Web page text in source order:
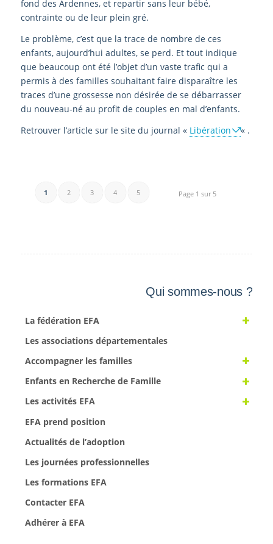
fond des Ardennes, et repartir sans leur bébé,
contrainte ou de leur plein gré.
Le problème, c’est que la trace de nombre de ces
enfants, aujourd’hui adultes, se perd. Et tout indique
que beaucoup ont été l’objet d’un vaste trafic qui a
permis à des familles souhaitant faire disparaître les
traces d’une grossesse non désirée de se débarrasser
du nouveau-né au profit de couples en mal d’enfants.
Retrouver l’article sur le site du journal « Libération « .
Page 1 sur 5
1 2 3 4 5
Qui sommes-nous ?
La fédération EFA
Les associations départementales
Accompagner les familles
Enfants en Recherche de Famille
Les activités EFA
EFA prend position
Actualités de l’adoption
Les journées professionnelles
Les formations EFA
Contacter EFA
Adhérer à EFA